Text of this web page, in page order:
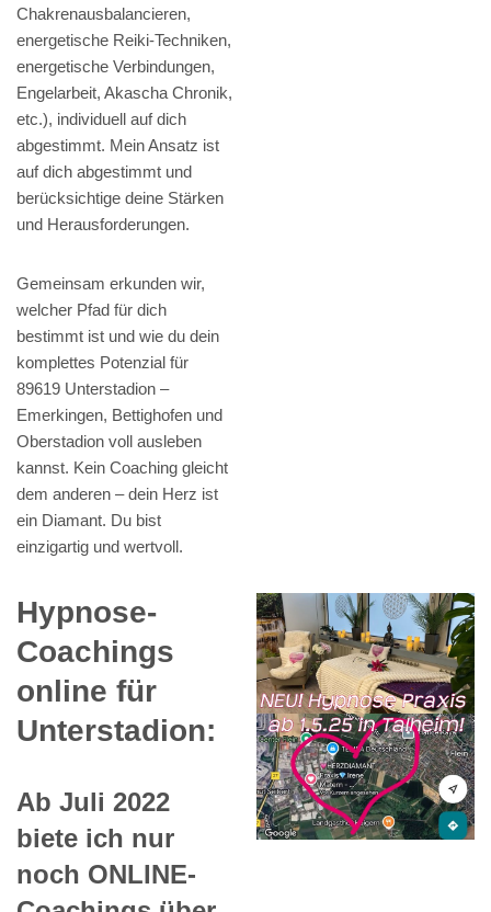
Chakrenausbalancieren,
energetische Reiki-Techniken,
energetische Verbindungen,
Engelarbeit, Akascha Chronik,
etc.), individuell auf dich
abgestimmt. Mein Ansatz ist
auf dich abgestimmt und
berücksichtige deine Stärken
und Herausforderungen.
Gemeinsam erkunden wir,
welcher Pfad für dich
bestimmt ist und wie du dein
komplettes Potenzial für
89619 Unterstadion –
Emerkingen, Bettighofen und
Oberstadion voll ausleben
kannst. Kein Coaching gleicht
dem anderen – dein Herz ist
ein Diamant. Du bist
einzigartig und wertvoll.
Hypnose-
Coachings
online für
Unterstadion:
Ab Juli 2022
biete ich nur
noch ONLINE-